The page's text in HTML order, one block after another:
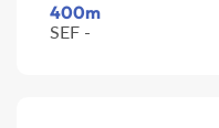
400m
SEF -